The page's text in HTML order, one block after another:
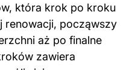
która krok po kroku
renowacji, począwszy
aż po finalne
zawiera